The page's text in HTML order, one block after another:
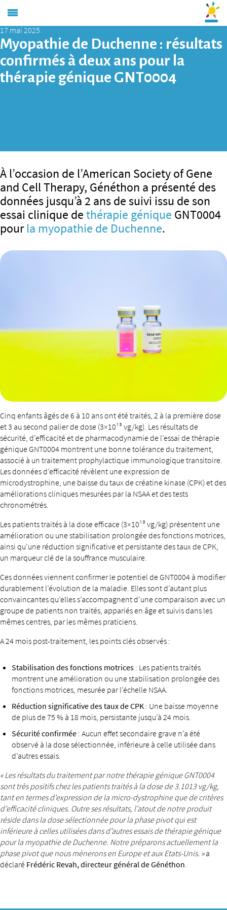
17 mai 2025
Myopathie de Duchenne : résultats
confirmés à deux ans pour la
thérapie génique GNT0004
À l’occasion de l’American Society of Gene
and Cell Therapy, Généthon a présenté des
données jusqu’à 2 ans de suivi issu de son
essai clinique dethérapie génique GNT0004
pourla myopathie de Duchenne.
Cinq enfants âgés de 6 à 10 ans ont été traités, 2 à la première dose
et 3 au second palier de dose (3×10¹³ vg/kg). Les résultats de
sécurité, d’efficacité et de pharmacodynamie de l’essai de thérapie
génique GNT0004 montrent une bonne tolérance du traitement,
associé à un traitement prophylactique immunologique transitoire.
Les données d’efficacité révèlent une expression de
microdystrophine, une baisse du taux de créatine kinase (CPK) et des
améliorations cliniques mesurées par la NSAA et des tests
chronométrés.
Les patients traités à la dose efficace (3×10¹³ vg/kg) présentent une
amélioration ou une stabilisation prolongée des fonctions motrices,
ainsi qu’une réduction significative et persistante des taux de CPK,
un marqueur clé de la souffrance musculaire.
Ces données viennent confirmer le potentiel de GNT0004 à modifier
durablement l’évolution de la maladie. Elles sont d’autant plus
convaincantes qu’elles s’accompagnent d’une comparaison avec un
groupe de patients non traités, appariés en âge et suivis dans les
mêmes centres, par les mêmes praticiens.
A 24 mois post-traitement, les points clés observés :
Stabilisation des fonctions motrices : Les patients traités
montrent une amélioration ou une stabilisation prolongée des
fonctions motrices, mesurée par l’échelle NSAA.
Réduction significative des taux de CPK : Une baisse moyenne
de plus de 75 % à 18 mois, persistante jusqu’à 24 mois.
Sécurité confirmée : Aucun effet secondaire grave n’a été
observé à la dose sélectionnée, inférieure à celle utilisée dans
d’autres essais.
« Les résultats du traitement par notre thérapie génique GNT0004
sont très positifs chez les patients traités à la dose de 3.1013 vg/kg,
tant en termes d’expression de la micro-dystrophine que de critères
d’efficacité cliniques. Outre ses résultats, l’atout de notre produit
réside dans la dose sélectionnée pour la phase pivot qui est
inférieure à celles utilisées dans d’autres essais de thérapie génique
pour la myopathie de Duchenne. Notre préparons actuellement la
phase pivot que nous mènerons en Europe et aux Etats-Unis. »a
déclaré Frédéric Revah, directeur général de Généthon.